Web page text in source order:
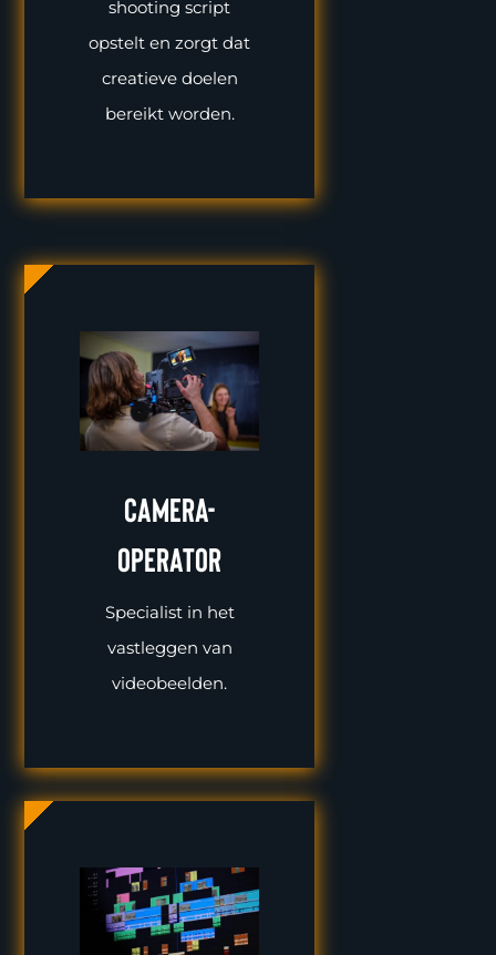
shooting script
opstelt en zorgt dat
creatieve doelen
bereikt worden.
Camera-
operator
Specialist in het
vastleggen van
videobeelden.